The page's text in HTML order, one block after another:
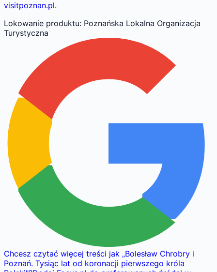
visitpoznan.pl.
Lokowanie produktu: Poznańska Lokalna Organizacja
Turystyczna
Chcesz czytać więcej treści jak „Bolesław Chrobry i
Poznań. Tysiąc lat od koronacji pierwszego króla